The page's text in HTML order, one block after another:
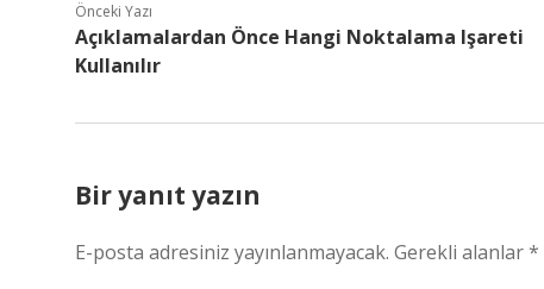
Önceki Yazı
Açıklamalardan Önce Hangi Noktalama Işareti
Kullanılır
Bir yanıt yazın
E-posta adresiniz yayınlanmayacak. Gerekli alanlar*